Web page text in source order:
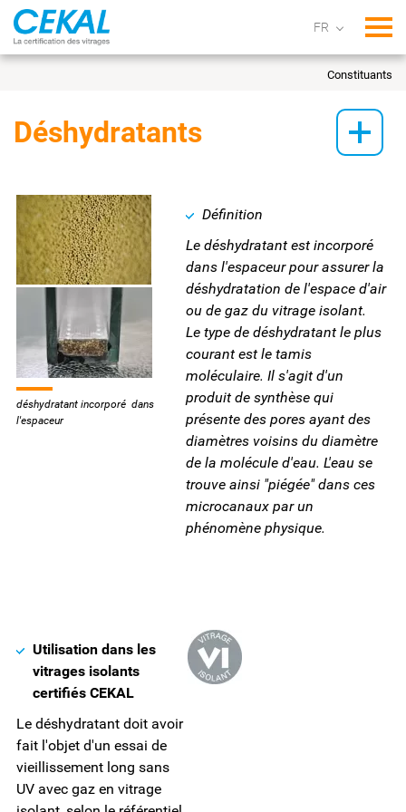
Constituants
Déshydratants
déshydratant incorporé dans
l'espaceur
Définition
Le déshydratant est incorporé
dans l'espaceur pour assurer la
déshydratation de l'espace d'air
ou de gaz du vitrage isolant.
Le type de déshydratant le plus
courant est le tamis
moléculaire. Il s'agit d'un
produit de synthèse qui
présente des pores ayant des
diamètres voisins du diamètre
de la molécule d'eau. L'eau se
trouve ainsi "piégée" dans ces
microcanaux par un
phénomène physique.
Utilisation dans les
vitrages isolants
certifiés CEKAL
Le déshydratant doit avoir
fait l'objet d'un essai de
vieillissement long sans
UV avec gaz en vitrage